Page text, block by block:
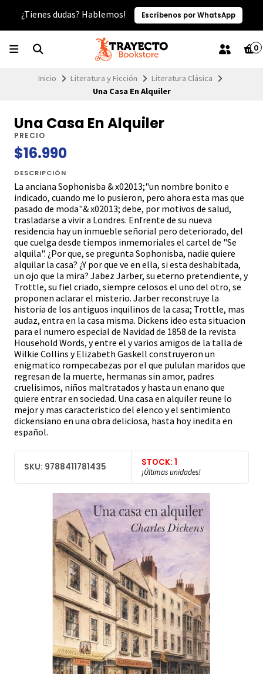
¿Tienes dudas? Hablemos! Escríbenos por WhatsApp
0
Inicio Literatura y Ficción
Literatura Clásica
Una Casa En Alquiler
Una Casa En Alquiler
PRECIO
$16.990
DESCRIPCIÓN
La anciana Sophonisba & x02013;"un nombre bonito e
indicado, cuando me lo pusieron, pero ahora esta mas que
pasado de moda"& x02013; debe, por motivos de salud,
trasladarse a vivir a Londres. Enfrente de su nueva
residencia hay un inmueble señorial pero deteriorado, del
que cuelga desde tiempos inmemoriales el cartel de "Se
alquila". ¿Por que, se pregunta Sophonisba, nadie quiere
alquilar la casa? ¿Y por que ve en ella, si esta deshabitada,
un ojo que la mira? Jabez Jarber, su eterno pretendiente, y
Trottle, su fiel criado, siempre celosos el uno del otro, se
proponen aclarar el misterio. Jarber reconstruye la
historia de los antiguos inquilinos de la casa; Trottle, mas
audaz, entra en la casa misma. Dickens ideo esta situacion
para el numero especial de Navidad de 1858 de la revista
Household Words, y entre el y varios amigos de la talla de
Wilkie Collins y Elizabeth Gaskell construyeron un
enigmatico rompecabezas por el que pululan maridos que
regresan de la muerte, hermanas sin amor, padres
cruelisimos, niños maltratados y hasta un enano que
quiere entrar en sociedad. Una casa en alquiler reune lo
mejor y mas caracteristico del elenco y el sentimiento
dickensiano en una obra deliciosa, hasta hoy inedita en
español.
SKU: 9788411781435 STOCK: 1
¡Últimas unidades!